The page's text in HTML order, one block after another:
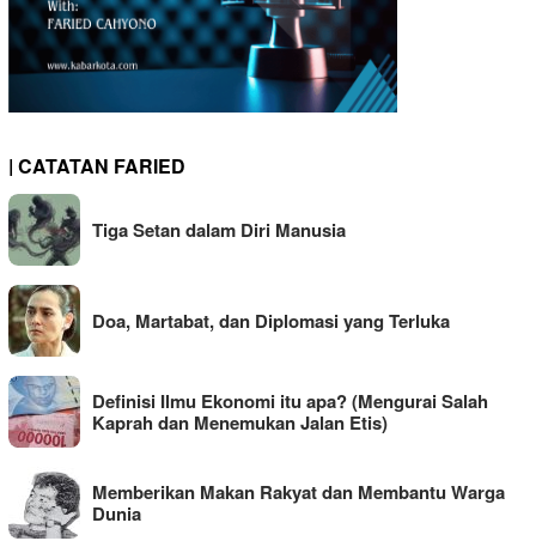
| CATATAN FARIED
Tiga Setan dalam Diri Manusia
Doa, Martabat, dan Diplomasi yang Terluka
Definisi Ilmu Ekonomi itu apa? (Mengurai Salah
Kaprah dan Menemukan Jalan Etis)
Memberikan Makan Rakyat dan Membantu Warga
Dunia